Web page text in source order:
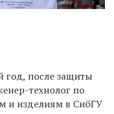
год, после защиты
технолог по
и изделиям в СибГУ